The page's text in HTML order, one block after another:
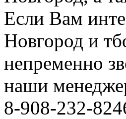
Если Вам
Новгород и
непременно
наши
8-908-232-